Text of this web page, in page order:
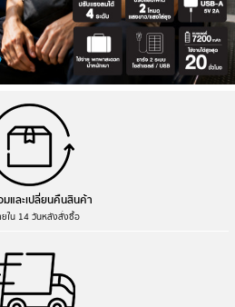
มและเปลี่ยนคืนสินค้า
ยใน 14 วันหลังสั่งซื้อ